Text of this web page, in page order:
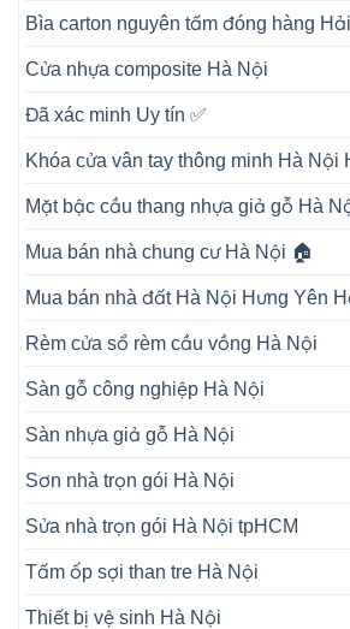
Bìa carton nguyên tấm đóng hàng
Cửa nhựa composite Hà Nội
Đã xác minh Uy tín ✅
Khóa cửa vân tay thông minh Hà Nội
Mặt bậc cầu thang nhựa giả gỗ Hà
Mua bán nhà chung cư Hà Nội 🏠
Mua bán nhà đất Hà Nội Hưng Yên
Rèm cửa sổ rèm cầu vồng Hà Nội
Sàn gỗ công nghiệp Hà Nội
Sàn nhựa giả gỗ Hà Nội
Sơn nhà trọn gói Hà Nội
Sửa nhà trọn gói Hà Nội tpHCM
Tấm ốp sợi than tre Hà Nội
Thiết bị vệ sinh Hà Nội